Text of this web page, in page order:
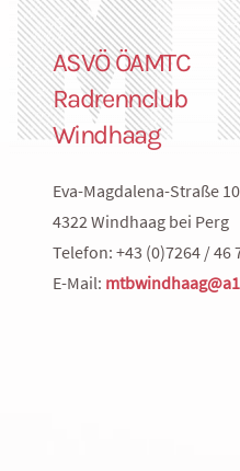
ASVÖ ÖAMTC
Radrennclub
Windhaag
Eva-Magdalena-Straße
4322 Windhaag bei Perg
Telefon: +43 (0)7264 / 46
E-Mail: